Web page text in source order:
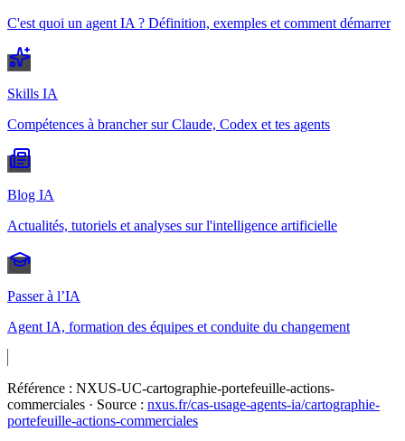
C'est quoi un agent IA ? Définition, exemples et comment démarrer
Skills IA
Compétences à brancher sur Claude, Codex et tes agents
Blog IA
Actualités, tutoriels et analyses sur l'intelligence artificielle
Passer à l’IA
Agent IA, formation des équipes et conduite du changement
Référence : NXUS-UC-cartographie-portefeuille-actions-
commerciales · Source : nxus.fr/cas-usage-agents-ia/cartographie-
portefeuille-actions-commerciales